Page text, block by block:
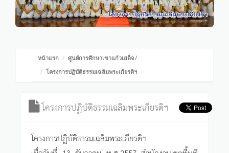
หน้าแรก ศูนย์การศึกษาเขาแก้วเสด็จ/
โครงการปฏิบัติธรรมเฉลิมพระเกียรติฯ
โครงการปฏิบัติธรรมเฉลิมพระเกียรติฯ
โครงการปฏิบัติธรรมเฉลิมพระเกียรติฯ